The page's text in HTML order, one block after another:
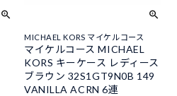
MICHAEL KORS マイケルコース
マイケルコース MICHAEL
KORS キーケース レディース
ブラウン 32S1GT9N0B 149
VANILLA ACRN 6連